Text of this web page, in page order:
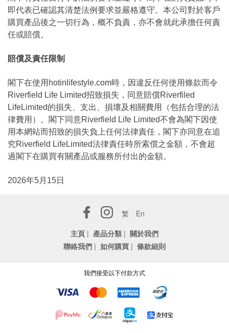
即代表已確認其清楚法例要求並嚴格遵守。本公司對於客戶
購買產品後之一切行為，概不負責，亦不會就此承擔任何責
任或賠償。
賠償及責任限制
閣下在使用hotinlifestyle.com時，因違反任何使用條款而令
Riverfield Life Limited招致損失，同意賠償Riverfiled
LifeLimited的損失、支出、損壞及相關費用（包括合理的法
律費用）。閣下同意Riverfield Life Limited不會為閣下因使
用本網站而招致的損失負上任何法律責任，閣下亦同意在追
究Riverfield LifeLimited法律責任時所索償之金額，不會超
過閣下在購買有關產品或服務所付出的金額。
2026年5月15日
繁
En
主頁 | 產品分類 | 關於我們
聯絡我們 | 如何購買 | 條款細則
我們接受以下付款方式